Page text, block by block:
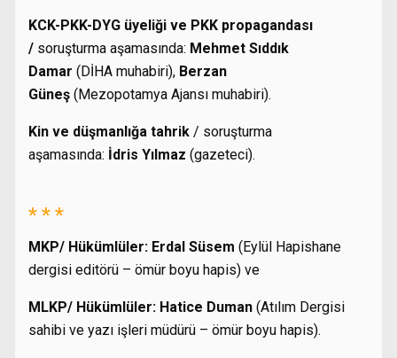
KCK-PKK-DYG üyeliği ve PKK propagandası
/ soruşturma aşamasında: Mehmet Sıddık
Damar (DİHA muhabiri), Berzan
Güneş (Mezopotamya Ajansı muhabiri).
Kin ve düşmanlığa tahrik / soruşturma
aşamasında: İdris Yılmaz (gazeteci).
* * *
MKP/ Hükümlüler: Erdal Süsem (Eylül Hapishane
dergisi editörü – ömür boyu hapis) ve
MLKP/ Hükümlüler: Hatice Duman (Atılım Dergisi
sahibi ve yazı işleri müdürü – ömür boyu hapis).